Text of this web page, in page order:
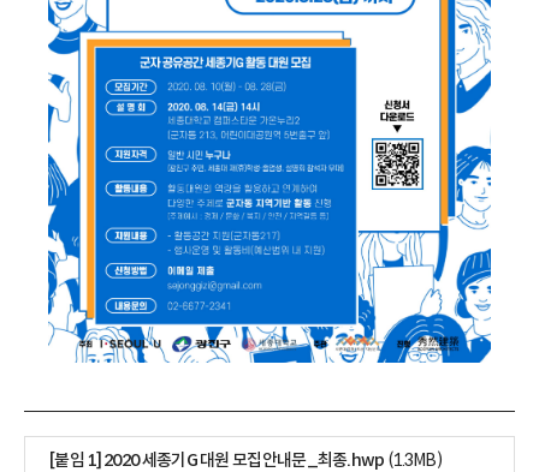
[붙임 1] 2020 세종기G 대원 모집안내문_최종.hwp (1.3MB)